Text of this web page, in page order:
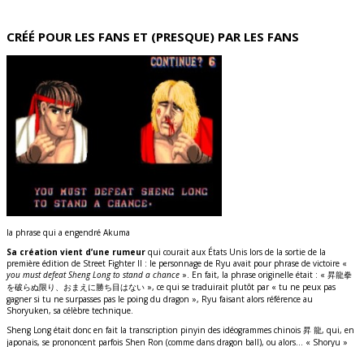
CRÉÉ POUR LES FANS ET (PRESQUE) PAR LES FANS
la phrase qui a engendré Akuma
Sa création vient d’une rumeur qui courait aux États Unis lors de la sortie de la
première édition de Street Fighter II : le personnage de Ryu avait pour phrase de victoire «
you must defeat Sheng Long to stand a chance ». En fait, la phrase originelle était : « 昇龍拳
を破らぬ限り、おまえに勝ち目はない », ce qui se traduirait plutôt par « tu ne peux pas
gagner si tu ne surpasses pas le poing du dragon », Ryu faisant alors référence au
Shoryuken, sa célèbre technique.
Sheng Long était donc en fait la transcription pinyin des idéogrammes chinois 昇 龍, qui, en
japonais, se prononcent parfois Shen Ron (comme dans dragon ball), ou alors… « Shoryu »